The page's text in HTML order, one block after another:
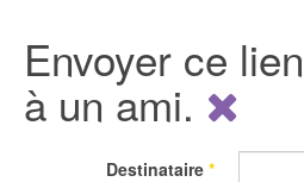
Envoyer ce
à un ami.
Destinataire *